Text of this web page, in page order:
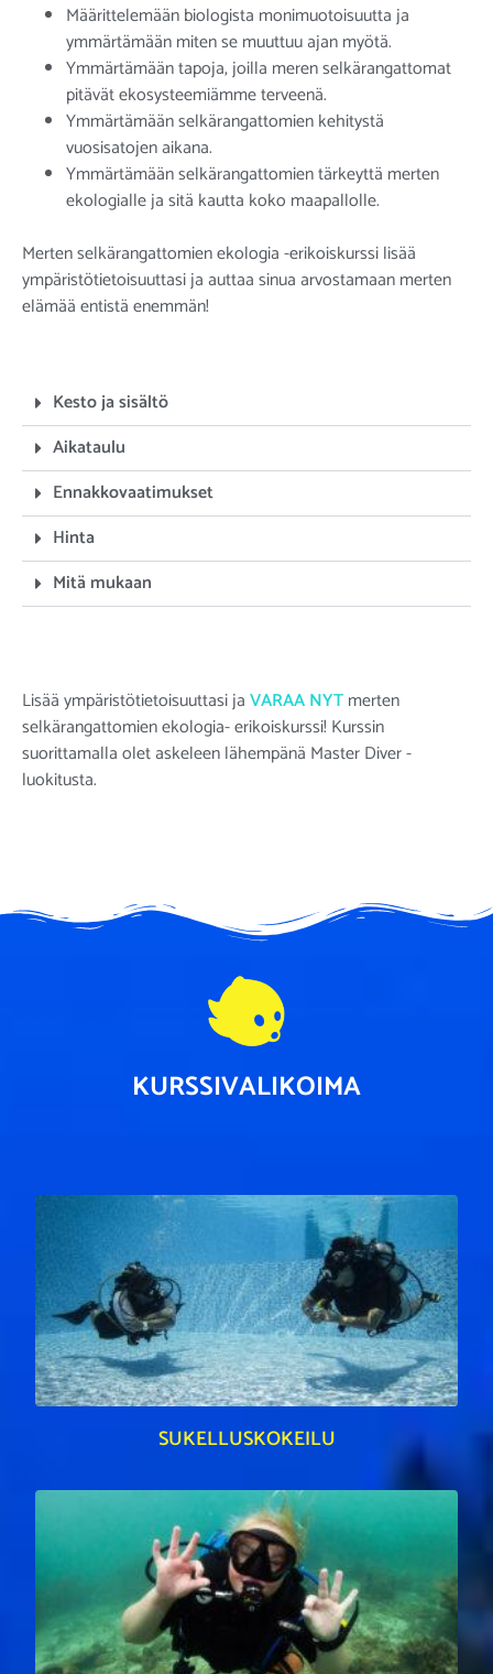
Määrittelemään biologista monimuotoisuutta ja
ymmärtämään miten se muuttuu ajan myötä.
Ymmärtämään tapoja, joilla meren selkärangattomat
pitävät ekosysteemiämme terveenä.
Ymmärtämään selkärangattomien kehitystä
vuosisatojen aikana.
Ymmärtämään selkärangattomien tärkeyttä merten
ekologialle ja sitä kautta koko maapallolle.
Merten selkärangattomien ekologia -erikoiskurssi lisää
ympäristötietoisuuttasi ja auttaa sinua arvostamaan merten
elämää entistä enemmän!
Kesto ja sisältö
Aikataulu
Ennakkovaatimukset
Hinta
Mitä mukaan
Lisää ympäristötietoisuuttasi jaVARAA NYTmerten
selkärangattomien ekologia- erikoiskurssi! Kurssin
suorittamalla olet askeleen lähempänä Master Diver -
luokitusta.
KURSSIVALIKOIMA
SUKELLUSKOKEILU